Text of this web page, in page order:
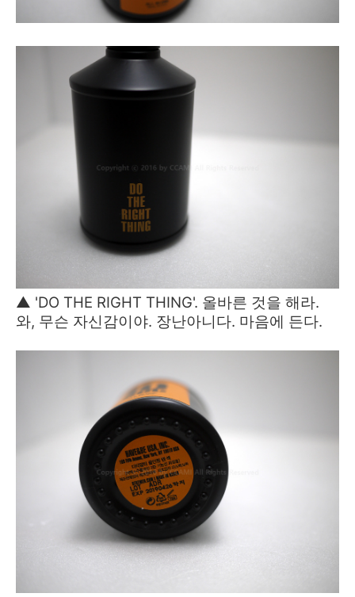
▲ 'DO THE RIGHT THING'. 올바른 것을 해라.
와, 무슨 자신감이야. 장난아니다. 마음에 든다.